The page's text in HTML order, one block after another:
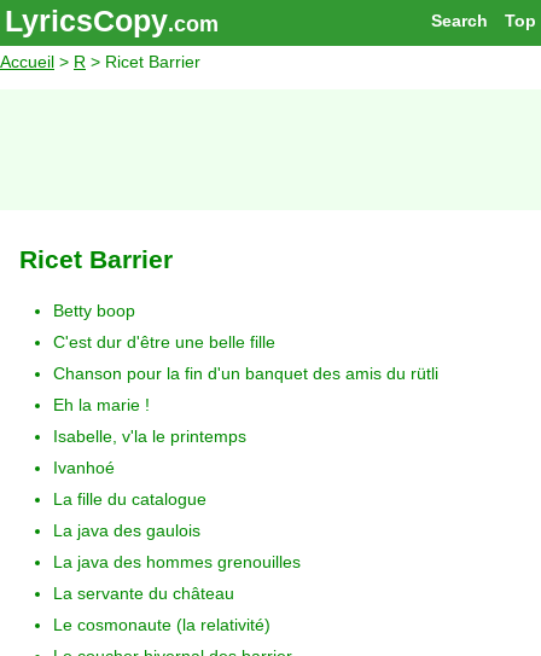
Top
Search
LyricsCopy.com
Accueil > R > Ricet Barrier
Ricet Barrier
Betty boop
C'est dur d'être une belle fille
Chanson pour la fin d'un banquet des amis du rütli
Eh la marie !
Isabelle, v'la le printemps
Ivanhoé
La fille du catalogue
La java des gaulois
La java des hommes grenouilles
La servante du château
Le cosmonaute (la relativité)